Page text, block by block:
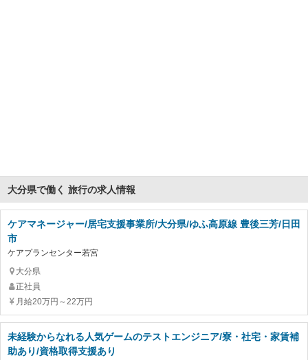
大分県で働く 旅行の求人情報
ケアマネージャー/居宅支援事業所/大分県/ゆふ高原線 豊後三芳/日田
市
ケアプランセンター若宮
大分県
正社員
月給20万円～22万円
未経験からなれる人気ゲームのテストエンジニア/寮・社宅・家賃補
助あり/資格取得支援あり